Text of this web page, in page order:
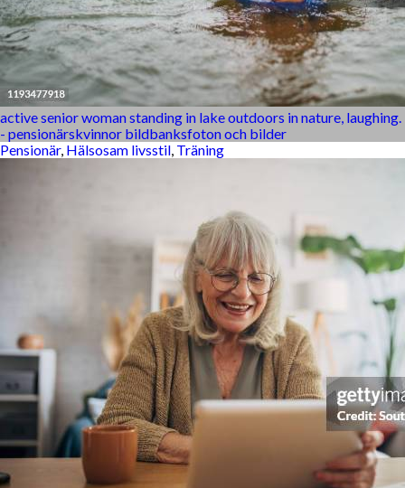
active senior woman standing in lake outdoors in nature, laughing.
- pensionärskvinnor bildbanksfoton och bilder
Pensionär, Hälsosam livsstil, Träning